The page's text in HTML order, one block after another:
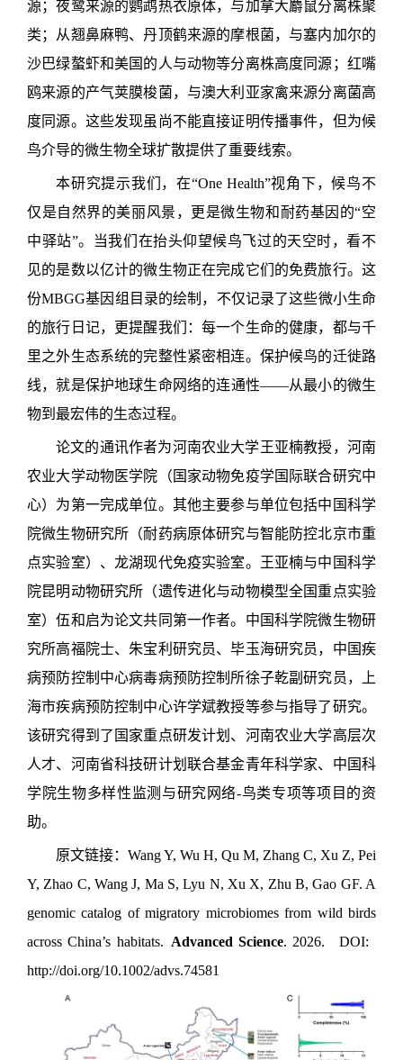
源；夜鹭来源的鹦鹉热衣原体，与加拿大麝鼠分离株聚
类；从翘鼻麻鸭、丹顶鹤来源的摩根菌，与塞内加尔的
沙巴绿螯虾和美国的人与动物等分离株高度同源；红嘴
鸥来源的产气荚膜梭菌，与澳大利亚家禽来源分离菌高
度同源。这些发现虽尚不能直接证明传播事件，但为候
鸟介导的微生物全球扩散提供了重要线索。
本研究提示我们，在“One Health”视角下，候鸟不
仅是自然界的美丽风景，更是微生物和耐药基因的“空
中驿站”。当我们在抬头仰望候鸟飞过的天空时，看不
见的是数以亿计的微生物正在完成它们的免费旅行。这
份MBGG基因组目录的绘制，不仅记录了这些微小生命
的旅行日记，更提醒我们：每一个生命的健康，都与千
里之外生态系统的完整性紧密相连。保护候鸟的迁徙路
线，就是保护地球生命网络的连通性——从最小的微生
物到最宏伟的生态过程。
论文的通讯作者为河南农业大学王亚楠教授，河南
农业大学动物医学院（国家动物免疫学国际联合研究中
心）为第一完成单位。其他主要参与单位包括中国科学
院微生物研究所（耐药病原体研究与智能防控北京市重
点实验室）、龙湖现代免疫实验室。王亚楠与中国科学
院昆明动物研究所（遗传进化与动物模型全国重点实验
室）伍和启为论文共同第一作者。中国科学院微生物研
究所高福院士、朱宝利研究员、毕玉海研究员，中国疾
病预防控制中心病毒病预防控制所徐子乾副研究员，上
海市疾病预防控制中心许学斌教授等参与指导了研究。
该研究得到了国家重点研发计划、河南农业大学高层次
人才、河南省科技研计划联合基金青年科学家、中国科
学院生物多样性监测与研究网络-鸟类专项等项目的资
助。
原文链接：Wang Y, Wu H, Qu M, Zhang C, Xu Z, Pei
Y, Zhao C, Wang J, Ma S, Lyu N, Xu X, Zhu B, Gao GF. A
genomic catalog of migratory microbiomes from wild birds
across China’s habitats. Advanced Science. 2026. DOI:
http://doi.org/10.1002/advs.74581